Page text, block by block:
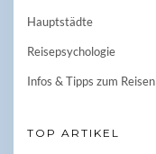
Hauptstädte
Reisepsychologie
Infos & Tipps zum Reisen
TOP ARTIKEL